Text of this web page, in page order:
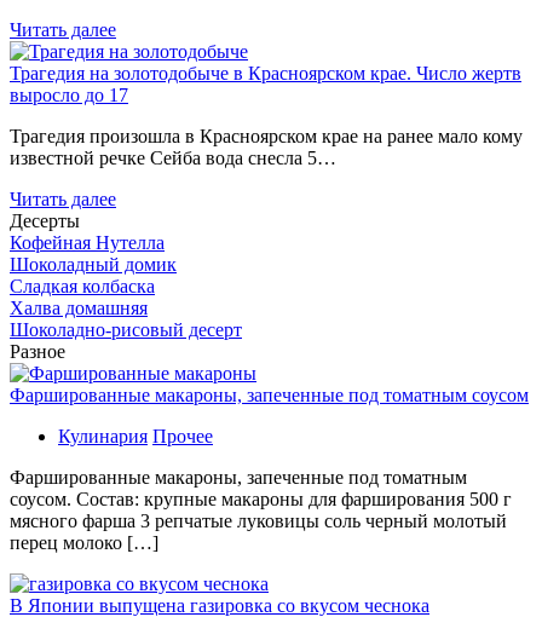
Читать далее
Трагедия на золотодобыче в Красноярском крае. Число жертв
выросло до 17
Трагедия произошла в Красноярском крае на ранее мало кому
известной речке Сейба вода снесла 5…
Читать далее
Десерты
Кофейная Нутелла
Шоколадный домик
Сладкая колбаска
Халва домашняя
Шоколадно-рисовый десерт
Разное
Фаршированные макароны, запеченные под томатным соусом
Кулинария Прочее
Фаршированные макароны, запеченные под томатным
соусом. Состав: крупные макароны для фарширования 500 г
мясного фарша 3 репчатые луковицы соль черный молотый
перец молоко […]
В Японии выпущена газировка со вкусом чеснока